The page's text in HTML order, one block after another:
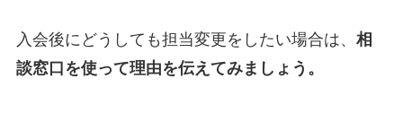
入会後にどうしても担当変更をしたい場合は、 相
談窓口を使って理由を伝えてみましょう。